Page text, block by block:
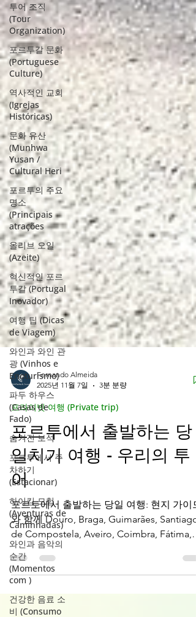
투어 조직
(Tour
Organization)
포르투갈 문화
(Portuguese
Culture)
역사적인 교회
(Igrejas
Históricas)
문화 유산
(Munhwa
Yusan /
Cultural Heri
포르투의 주요
명소
(Principais
atrações
올리브 오일
(Azeite)
혁신적인 포르
투갈 (Portugal
Inovador)
여행 팁 (Dicas
de Viagem)
와인과 와인 관
광 (Vinhos e
Enoturismo)
파두 하우스
(Casas de
Fado)
숨겨진 보석
포르투에서 주
차하기
(Estacionar)
하이킹 모험
(Aventuras de
Caminhadas)
와인과 음악의
순간
(Momentos
com )
건강한 음료 소
비 (Consumo
Fernando Almeida
2025년 11월 7일
3분 분량
프라이빗 여행 (Private trip)
포르투에서 출발하는 당
일치기 여행 - 우리의 투
어
포르토에서 출발하는 당일 여행: 현지 가이드
de Compostela, Aveiro, Coimbra, Fátima,